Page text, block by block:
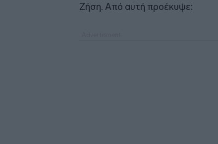
Ζήση. Από αυτή προέκυψε: